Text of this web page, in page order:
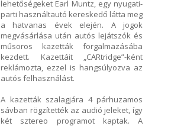
lehetőségeket Earl Muntz, egy nyugati-
parti használtautó kereskedő látta meg
a hatvanas évek elején. A jogok
megvásárlása után autós lejátszók és
műsoros kazetták forgalmazásába
kezdett. Kazettáit „CARtridge”-ként
reklámozta, ezzel is hangsúlyozva az
autós felhasználást.
A kazetták szalagjára 4 párhuzamos
sávban rögzítették az audió jeleket, így
két sztereo programot kaptak. A